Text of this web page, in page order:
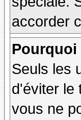
accorder
Pourquoi
Seuls les
d'éviter le
vous ne